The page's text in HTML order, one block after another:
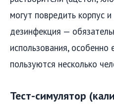
могут повредить корпус
дезинфекция —
использования, особенно
пользуются несколько
Тест-симулятор